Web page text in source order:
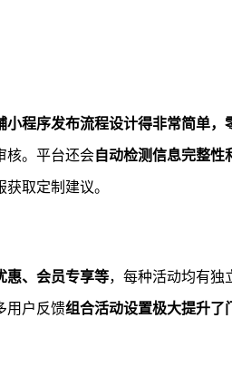
小程序发布流程设计得非常简单，
核。平台还会自动检测信息完整性
取定制建议。
惠、会员专享等，每种活动均有独
用户反馈组合活动设置极大提升了